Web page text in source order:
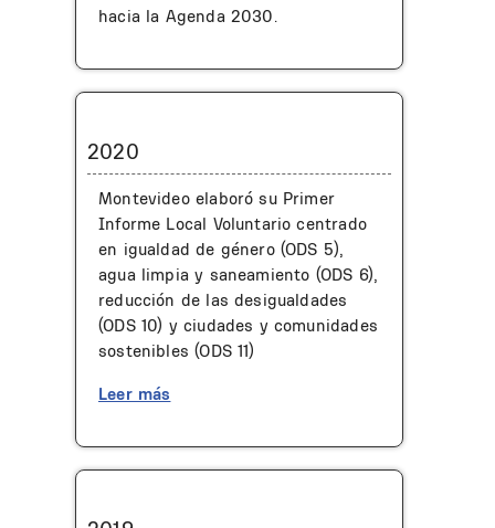
hacia la Agenda 2030.
2020
Montevideo elaboró su Primer
Informe Local Voluntario centrado
en igualdad de género (ODS 5),
agua limpia y saneamiento (ODS 6),
reducción de las desigualdades
(ODS 10) y ciudades y comunidades
sostenibles (ODS 11)
Leer más